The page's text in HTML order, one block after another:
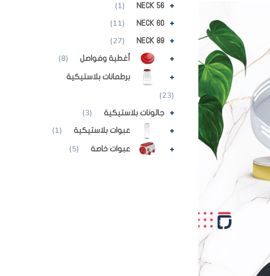
NECK 56
(1)
NECK 60
(11)
NECK 89
(27)
أغطية وفواصل (8)
برطمانات بلاستيكية
(23)
جالونات بلاستيكية (3)
عبوات بلاستيكية (1)
عبوات خاصة (5)